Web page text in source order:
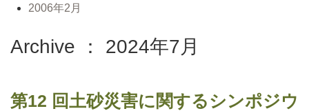
2006年2月
Archive ： 2024年7月
第12 回土砂災害に関するシンポジウ